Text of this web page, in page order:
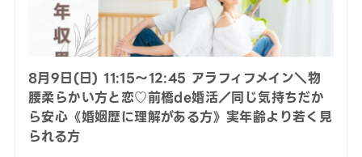
8月9日(日) 11:15〜12:45 アラフィフメイン＼物
腰柔らかい方と恋♡前橋de婚活／同じ気持ちだか
ら安心《婚姻歴に理解がある方》実年齢より若く見
られる方